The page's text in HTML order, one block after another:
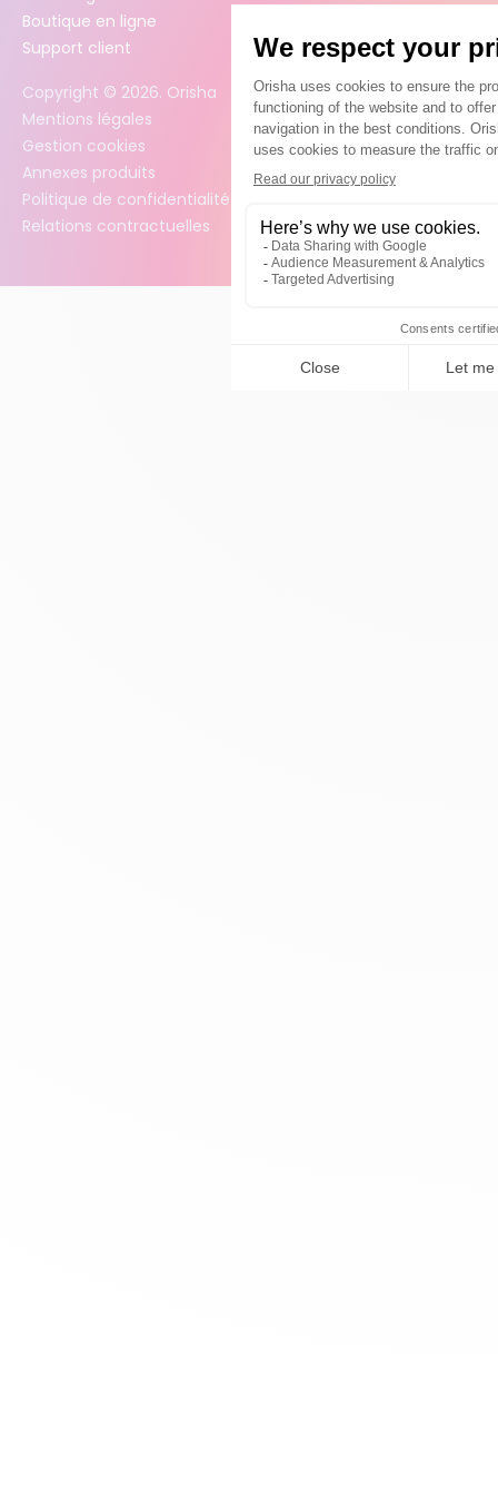
Boutique en ligne
Support client
Copyright © 2026. Orisha
Mentions légales
Gestion cookies
Annexes produits
Politique de confidentialité des données
Relations contractuelles